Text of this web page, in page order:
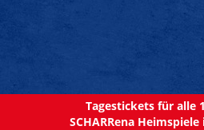
Tagestickets für alle
SCHARRena